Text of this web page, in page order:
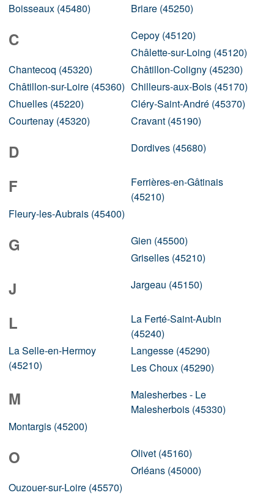
Boisseaux (45480)
Briare (45250)
C
Cepoy (45120)
Châlette-sur-Loing (45120)
Chantecoq (45320)
Châtillon-Coligny (45230)
Châtillon-sur-Loire (45360) Chilleurs-aux-Bois (45170)
Chuelles (45220)
Cléry-Saint-André (45370)
Courtenay (45320)
Cravant (45190)
D Dordives (45680)
F
Ferrières-en-Gâtinais
(45210)
Fleury-les-Aubrais (45400)
G
Gien (45500)
Griselles (45210)
J Jargeau (45150)
L
La Ferté-Saint-Aubin
(45240)
La Selle-en-Hermoy
(45210)
Langesse (45290)
Les Choux (45290)
M
Malesherbes - Le
Malesherbois (45330)
Montargis (45200)
O
Olivet (45160)
Orléans (45000)
Ouzouer-sur-Loire (45570)